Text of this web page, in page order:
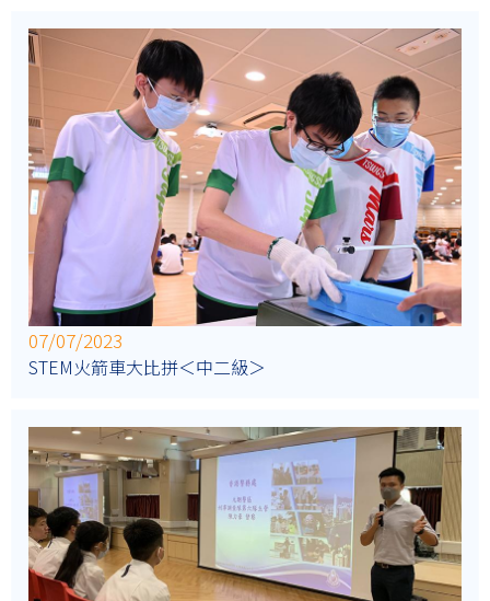
07/07/2023
STEM火箭車大比拼＜中二級＞